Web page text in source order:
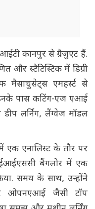
कानपुर से ग्रैजुएट हैं.
स्टैटिस्टिक में डिग्री
मैसाचुसेट्स एमहर्स्ट से
पास कटिंग-एज एआई
डीप लर्निंग, लैंग्वेज मॉडल
एक एनालिस्ट के तौर पर
बैंगलोर में एक
समय के साथ, उन्होंने
ओपनएआई जैसी टॉप